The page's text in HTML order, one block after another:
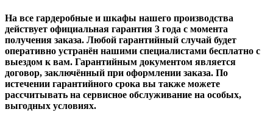
На все гардеробные и шкафы нашего производства
действует официальная гарантия 3 года с момента
получения заказа. Любой гарантийный случай будет
оперативно устранён нашими специалистами бесплатно с
выездом к вам. Гарантийным документом является
договор, заключённый при оформлении заказа. По
истечении гарантийного срока вы также можете
рассчитывать на сервисное обслуживание на особых,
выгодных условиях.